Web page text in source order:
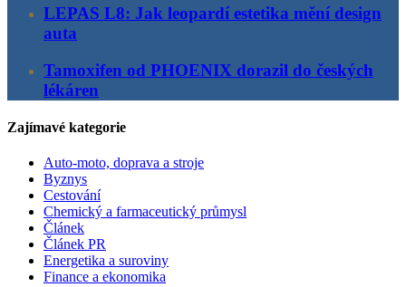
LEPAS L8: Jak leopardí estetika mění design
auta
Tamoxifen od PHOENIX dorazil do českých
lékáren
Zajímavé kategorie
Auto-moto, doprava a stroje
Byznys
Cestování
Chemický a farmaceutický průmysl
Článek
Článek PR
Energetika a suroviny
Finance a ekonomika